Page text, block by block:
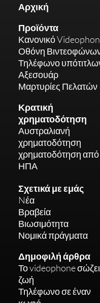
Αρχική
Προϊόντα
Κανονικό
Οθόνη
Τηλέφωνο
Αξεσουάρ
Μαρτυρίες Πελατών
Κρατική
χρηματοδότηση
Αυστραλιανή
χρηματοδότηση
χρηματοδότηση από
ΗΠΑ
Σχετικά με εμάς
Nέα
Βραβεία
Βιωσιμότητα
Νομικά πράγματα
Δημοφιλή άρθρα
Το videophone
ζωή
Τηλέφωνο σε έναν